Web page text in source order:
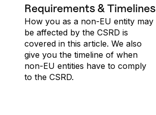
Requirements & Timelines
How you as a non-EU entity may
be affected by the CSRD is
covered in this article. We also
give you the timeline of when
non-EU entities have to comply
to the CSRD.